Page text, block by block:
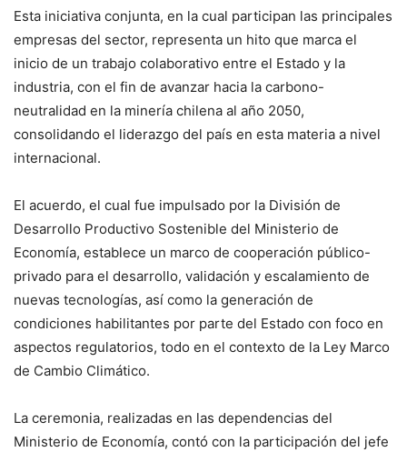
Esta iniciativa conjunta, en la cual participan las principales
empresas del sector, representa un hito que marca el
inicio de un trabajo colaborativo entre el Estado y la
industria, con el fin de avanzar hacia la carbono-
neutralidad en la minería chilena al año 2050,
consolidando el liderazgo del país en esta materia a nivel
internacional.
El acuerdo, el cual fue impulsado por la División de
Desarrollo Productivo Sostenible del Ministerio de
Economía, establece un marco de cooperación público-
privado para el desarrollo, validación y escalamiento de
nuevas tecnologías, así como la generación de
condiciones habilitantes por parte del Estado con foco en
aspectos regulatorios, todo en el contexto de la Ley Marco
de Cambio Climático.
La ceremonia, realizadas en las dependencias del
Ministerio de Economía, contó con la participación del jefe